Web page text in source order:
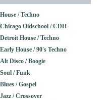
House / Techno
Chicago Oldschool / CDH
Detroit House / Techno
Early House / 90's Techno
Alt Disco / Boogie
Soul / Funk
Blues / Gospel
Jazz / Crossover